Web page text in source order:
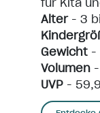
für Kita
Alter- 3
Gewicht -
Volumen
UVP -